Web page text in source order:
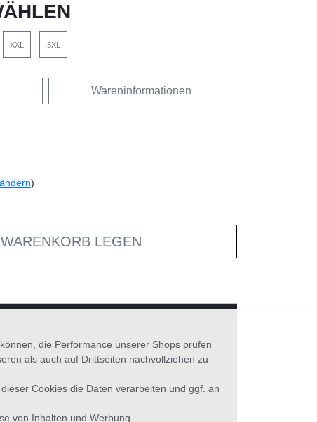
XXL 3XL
Wareninformationen
ändern)
LEGEN
die Performance unserer Shops prüfen
als auch auf Drittseiten nachvollziehen zu
Cookies die Daten verarbeiten und ggf. an
von Inhalten und Werbung.